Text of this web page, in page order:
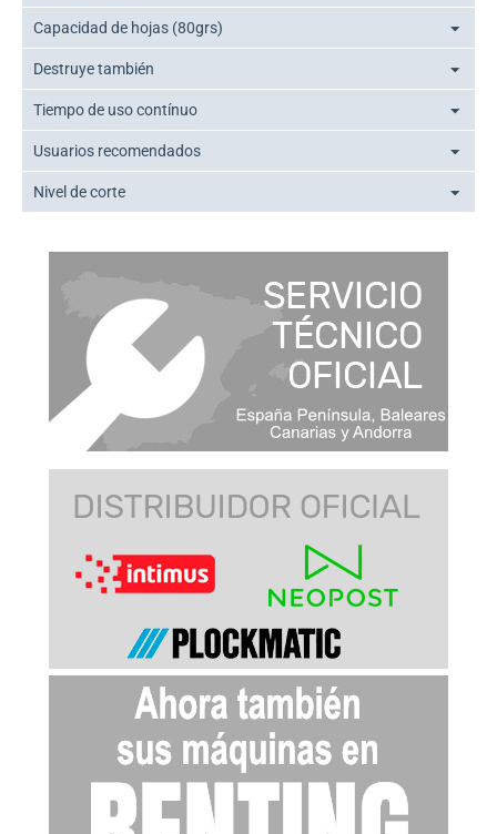
Capacidad de hojas (80grs)
Destruye también
Tiempo de uso contínuo
Usuarios recomendados
Nivel de corte